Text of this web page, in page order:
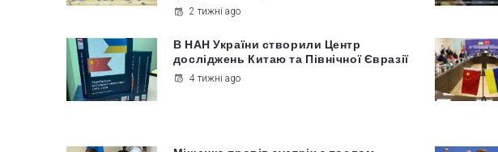
2 тижні ago
В НАН України створили Центр
досліджень Китаю та Північної Євразії
4 тижні ago